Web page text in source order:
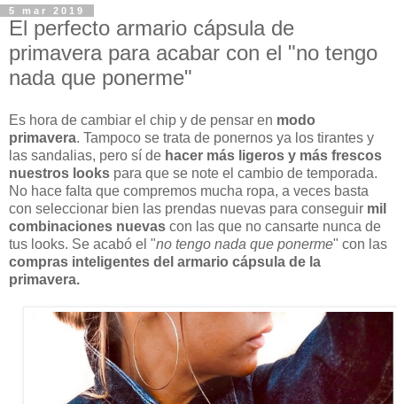
5 mar 2019
El perfecto armario cápsula de
primavera para acabar con el "no tengo
nada que ponerme"
Es hora de cambiar el chip y de pensar en modo
primavera. Tampoco se trata de ponernos ya los tirantes y
las sandalias, pero sí de hacer más ligeros y más frescos
nuestros looks para que se note el cambio de temporada.
No hace falta que compremos mucha ropa, a veces basta
con seleccionar bien las prendas nuevas para conseguir mil
combinaciones nuevas con las que no cansarte nunca de
tus looks. Se acabó el "no tengo nada que ponerme" con las
compras inteligentes del armario cápsula de la
primavera.